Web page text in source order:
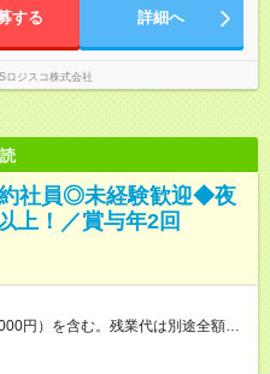
する 詳細へ
ロジスコ株式会社
約社員◎未経験歓迎◆夜
上！／賞与年2回
円）を含む。残業代は別途全額支
業時間等により変動します。 ※想定
給のチャンスあり ※賞与年2回支給